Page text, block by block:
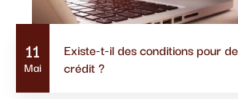
11
Mai
Existe-t-il des conditions pour
crédit ?